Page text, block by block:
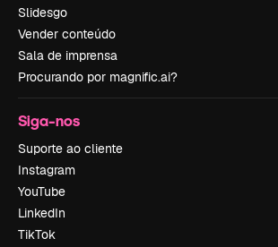
Slidesgo
Vender conteúdo
Sala de imprensa
Procurando por magnific.ai?
Siga-nos
Suporte ao cliente
Instagram
YouTube
LinkedIn
TikTok